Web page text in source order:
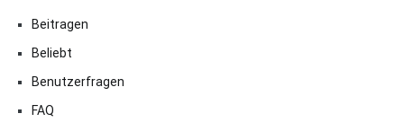
Beitragen
Beliebt
Benutzerfragen
FAQ